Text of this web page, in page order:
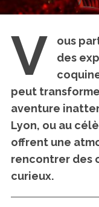
V
ous
des
peut
aventure
Lyon, ou au
offrent une
rencontrer des
curieux.